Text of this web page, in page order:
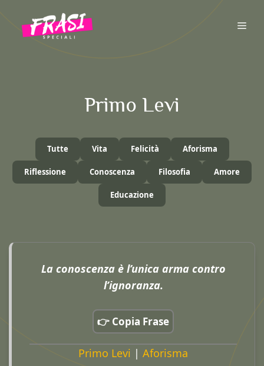
contenuto
Primo Levi
Tutte Vita Felicità Aforisma
Riflessione Conoscenza Filosofia Amore
Educazione
La conoscenza è l’unica arma contro
l’ignoranza.
👉 Copia Frase
Primo Levi | Aforisma